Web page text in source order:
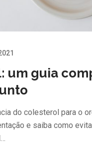
um guia
do colesterol para o
e saiba como